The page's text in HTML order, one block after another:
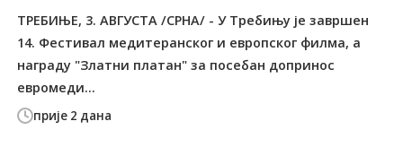
прије 2 дана
ТРЕБИЊЕ, 3. АВГУСТА /СРНА/ - У Требињу је завршен
14. Фестивал медитеранског и европског филма, а
награду "Златни платан" за посебан допринос
евромеди...